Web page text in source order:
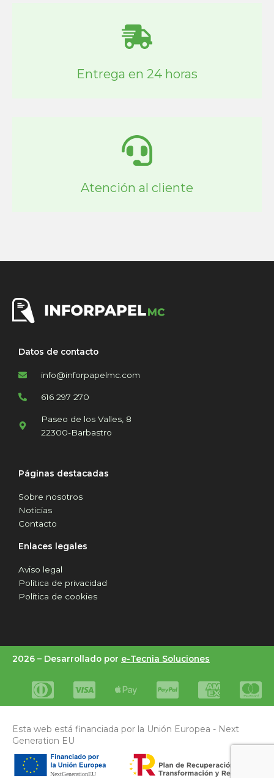
Entrega en 24 horas
Atención al cliente
Datos de contacto
info@inforpapelmc.com
616 297 270
Paseo de los Valles, 8
22300-Barbastro
Páginas destacadas
Sobre nosotros
Noticias
Contacto
Enlaces legales
Aviso legal
Política de privacidad
Política de cookies
2026 – Desarrollado por e-Tecnia Soluciones
Esta web está financiada por la Unión Europea - Next
Generation EU